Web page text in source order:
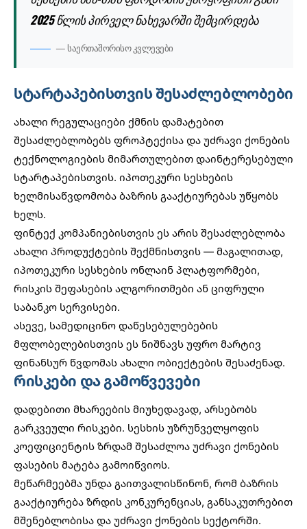
2025 წლის პირველ ნახევარში შემცირდება
— საერთაშორისო კვლევები
სტარტაპებისთვის შესაძლებლობები
ახალი რეგულაციები ქმნის დამატებით
შესაძლებლობებს ფროპტექისა და უძრავი ქონების
ტექნოლოგიების მიმართულებით დაინტერესებული
სტარტაპებისთვის. იპოთეკური სესხების
ხელმისაწვდომობა ბაზრის გააქტიურებას უწყობს
ხელს.
ფინტექ კომპანიებისთვის ეს არის შესაძლებლობა
ახალი პროდუქტების შექმნისთვის — მაგალითად,
იპოთეკური სესხების ონლაინ პლატფორმები,
რისკის შეფასების ალგორითმები ან ციფრული
საბანკო სერვისები.
ასევე, სამედიცინო დაწესებულებების
მფლობელებისთვის ეს ნიშნავს უფრო მარტივ
ფინანსურ წვდომას ახალი ობიექტების შესაძენად.
რისკები და გამოწვევები
დადებითი მხარეების მიუხედავად, არსებობს
გარკვეული რისკები. სესხის უზრუნველყოფის
კოეფიციენტის ზრდამ შესაძლოა უძრავი ქონების
ფასების მატება გამოიწვიოს.
მეწარმეებმა უნდა გაითვალისწინონ, რომ ბაზრის
გააქტიურება ზრდის კონკურენციას, განსაკუთრებით
მშენებლობისა და უძრავი ქონების სექტორში.